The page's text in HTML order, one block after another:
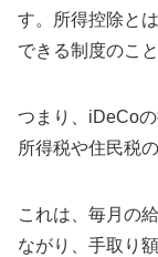
す。所得控除と
できる制度のこと
つまり、iDeCo
所得税や住民税
これは、毎月の
ながり、手取り